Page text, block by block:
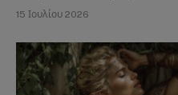
15 Ιουλίου 2026